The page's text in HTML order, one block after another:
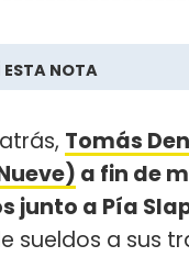
NOTA
Tomás
a fin de
junto a Pía
sueldos a sus